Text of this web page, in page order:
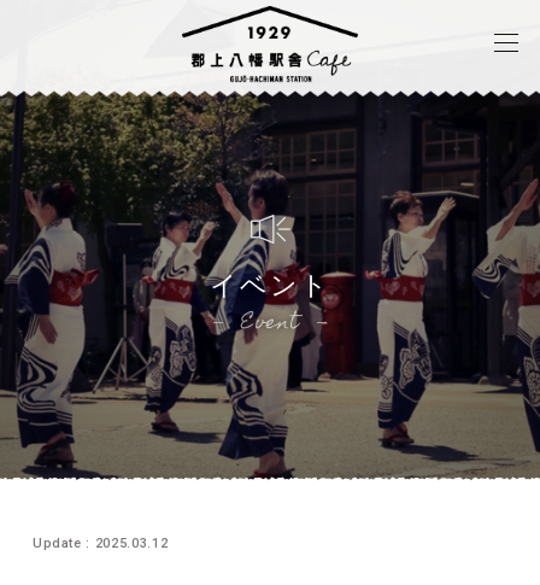
イベント
Event
Update : 2025.03.12